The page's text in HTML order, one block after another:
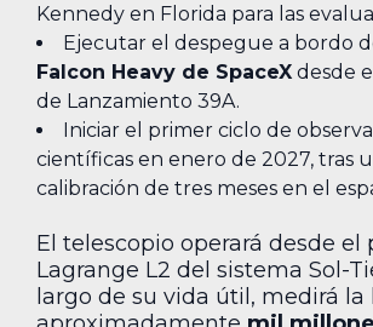
Kennedy en Florida para las
Ejecutar el despegue a bordo
Falcon Heavy de SpaceX desde
de Lanzamiento 39A.
Iniciar el primer ciclo de
científicas en enero de 2027, tras
calibración de tres meses en el
El telescopio operará desde el
Lagrange L2 del sistema Sol-
largo de su vida útil, medirá la